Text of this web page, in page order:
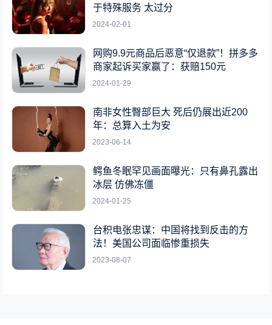
于特殊服务 太过分
2024-02-01
网购9.9元商品后恶意“仅退款”！拼多多
商家起诉买家赢了：获赔150元
2024-01-29
南非女性臀部巨大 死后仍展出近200
年：总算入土为安
2023-06-14
鳄鱼冬眠罕见画面曝光：只有鼻孔露出
冰层 仿佛冻僵
2024-01-25
台积电张忠谋：中国将找到反击的方
法！美国公司面临惨重损失
2023-08-07